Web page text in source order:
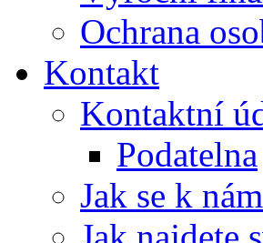
Ochrana
Kontakt
Kontaktní
Podatelna
Jak se k